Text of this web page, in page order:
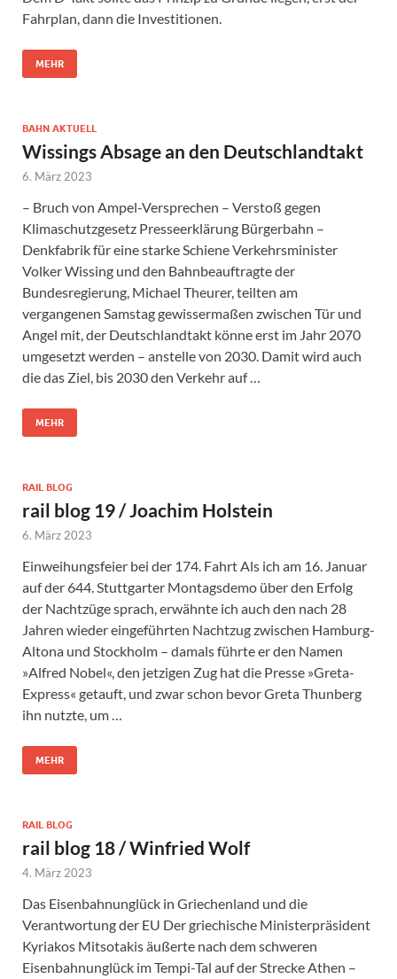
Fahrplan, dann die Investitionen.
MEHR
BAHN AKTUELL
Wissings Absage an den Deutschlandtakt
6. März 2023
– Bruch von Ampel-Versprechen – Verstoß gegen
Klimaschutzgesetz Presseerklärung Bürgerbahn –
Denkfabrik für eine starke Schiene Verkehrsminister
Volker Wissing und den Bahnbeauftragte der
Bundesregierung, Michael Theurer, teilten am
vergangenen Samstag gewissermaßen zwischen Tür und
Angel mit, der Deutschlandtakt könne erst im Jahr 2070
umgesetzt werden – anstelle von 2030. Damit wird auch
die das Ziel, bis 2030 den Verkehr auf …
MEHR
RAIL BLOG
rail blog 19 / Joachim Holstein
6. März 2023
Einweihungsfeier bei der 174. Fahrt Als ich am 16. Januar
auf der 644. Stuttgarter Montagsdemo über den Erfolg
der Nachtzüge sprach, erwähnte ich auch den nach 28
Jahren wieder eingeführten Nachtzug zwischen Hamburg-
Altona und Stockholm – damals führte er den Namen
»Alfred Nobel«, den jetzigen Zug hat die Presse »Greta-
Express« getauft, und zwar schon bevor Greta Thunberg
ihn nutzte, um …
MEHR
RAIL BLOG
rail blog 18 / Winfried Wolf
4. März 2023
Das Eisenbahnunglück in Griechenland und die
Verantwortung der EU Der griechische Ministerpräsident
Kyriakos Mitsotakis äußerte nach dem schweren
Eisenbahnunglück im Tempi-Tal auf der Strecke Athen –